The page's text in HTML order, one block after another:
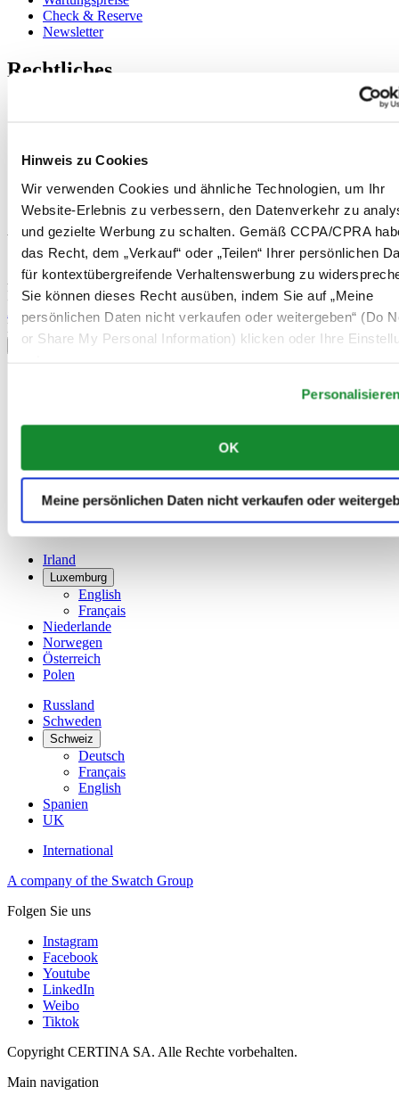
Hinweis zu Cookies
Wir verwenden Cookies und ähnliche Technologien, um Ihr
Website-Erlebnis zu verbessern, den Datenverkehr zu
und gezielte Werbung zu schalten. Gemäß CCPA/CPRA
das Recht, dem „Verkauf“ oder „Teilen“ Ihrer persönlichen
für kontextübergreifende Verhaltenswerbung zu
Sie können dieses Recht ausüben, indem Sie auf „Meine
persönlichen Daten nicht verkaufen oder weitergeben“ (Do
or Share My Personal Information) klicken oder Ihre
OK
Meine persönlichen Daten nicht verkaufen oder
Check & Reserve
Newsletter
Rechtliches
Impressum
Verkaufsbedingungen und Konditionen
Widerruf des Vertrags
Willkommen im CERTINA Club
Abonnieren Sie unseren Newsletter und erhalten Sie exklusive
Information
Anmelden
Land/Region auswählen
Sprachumschalter
China
Dänemark
Deutschland
Finnland
Irland
Luxemburg
English
Français
Niederlande
Norwegen
Österreich
Polen
Russland
Schweden
Schweiz
Deutsch
Français
English
Spanien
UK
International
A company of the Swatch Group
Folgen Sie uns
Instagram
Facebook
Youtube
LinkedIn
Weibo
Tiktok
Copyright CERTINA SA. Alle Rechte vorbehalten.
Main navigation